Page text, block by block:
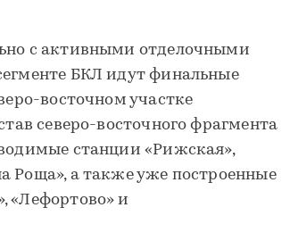
с активными отделочными
БКЛ идут финальные
восточном участке
северо-восточного фрагмента
станции «Рижская»,
Роща», а также уже построенные
«Лефортово» и